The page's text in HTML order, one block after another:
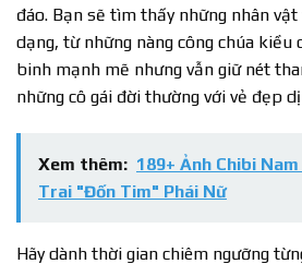
đáo. Bạn sẽ tìm thấy những nhân vật
dạng, từ những nàng công chúa kiều
binh mạnh mẽ nhưng vẫn giữ nét
những cô gái đời thường với vẻ đẹp
Xem thêm: 189+ Ảnh Chibi
Trai "Đốn Tim" Phái Nữ
Hãy dành thời gian chiêm ngưỡng